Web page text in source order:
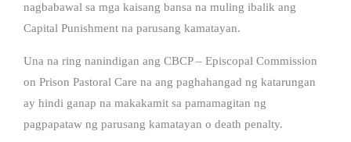
nagbabawal sa mga kaisang bansa na muling ibalik ang
Capital Punishment na parusang kamatayan.
Una na ring nanindigan ang CBCP – Episcopal Commission
on Prison Pastoral Care na ang paghahangad ng katarungan
ay hindi ganap na makakamit sa pamamagitan ng
pagpapataw ng parusang kamatayan o death penalty.